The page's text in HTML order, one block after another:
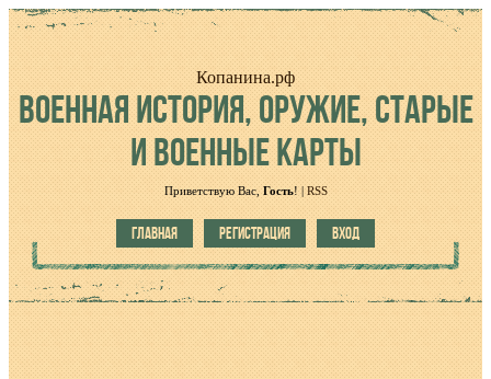
Копанина.рф
ВОЕННАЯИСТОРИЯ, ОРУЖИЕ, СТАРЫЕ
И ВОЕННЫЕ КАРТЫ
Приветствую Вас, Гость! | RSS
ГЛАВНАЯ РЕГИСТРАЦИЯ ВХОД